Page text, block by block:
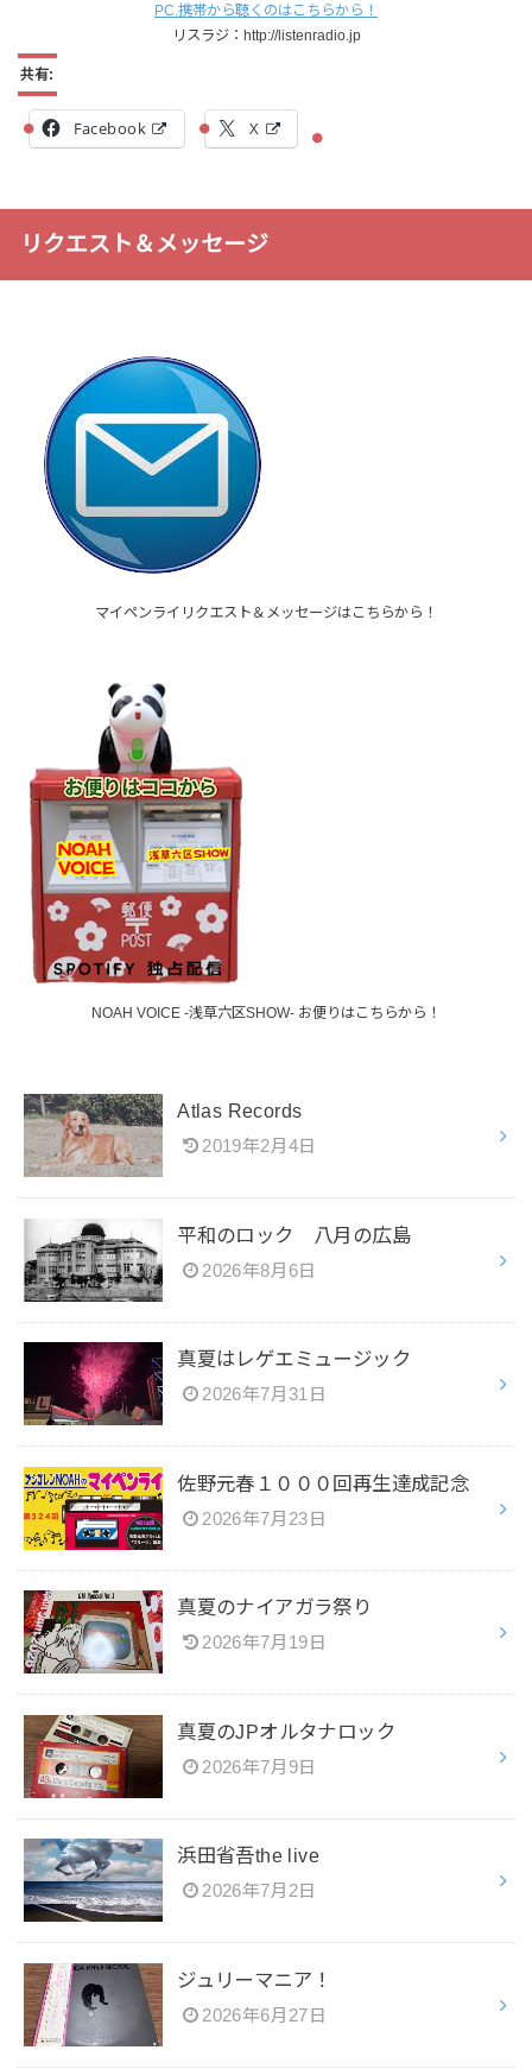
PC.携帯から聴くのはこちらから！
リスラジ：http://listenradio.jp
共有:
Facebook X
リクエスト＆メッセージ
マイペンライリクエスト＆メッセージはこちらから！
NOAH VOICE -浅草六区SHOW- お便りはこちらから！
Atlas Records
2019年2月4日
平和のロック 八月の広島
2026年8月6日
真夏はレゲエミュージック
2026年7月31日
佐野元春１０００回再生達成記念
2026年7月23日
真夏のナイアガラ祭り
2026年7月19日
真夏のJPオルタナロック
2026年7月9日
浜田省吾the live
2026年7月2日
ジュリーマニア！
2026年6月27日